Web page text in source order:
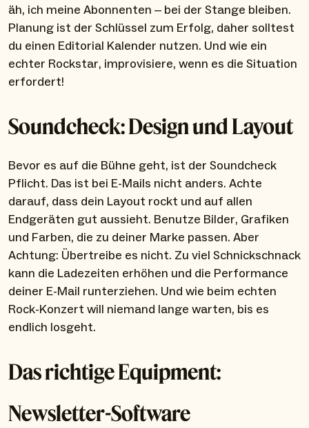
äh, ich meine Abonnenten – bei der Stange bleiben.
Planung ist der Schlüssel zum Erfolg, daher solltest
du einen Editorial Kalender nutzen. Und wie ein
echter Rockstar, improvisiere, wenn es die Situation
erfordert!
Soundcheck: Design und Layout
Bevor es auf die Bühne geht, ist der Soundcheck
Pflicht. Das ist bei E-Mails nicht anders. Achte
darauf, dass dein Layout rockt und auf allen
Endgeräten gut aussieht. Benutze Bilder, Grafiken
und Farben, die zu deiner Marke passen. Aber
Achtung: Übertreibe es nicht. Zu viel Schnickschnack
kann die Ladezeiten erhöhen und die Performance
deiner E-Mail runterziehen. Und wie beim echten
Rock-Konzert will niemand lange warten, bis es
endlich losgeht.
Das richtige Equipment:
Newsletter-Software